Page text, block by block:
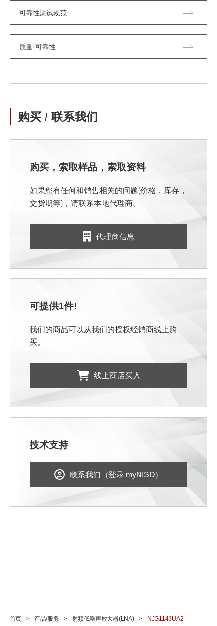
可靠性测试规范
质量·可靠性
购买 / 联系我们
购买，索取样品，索取资料
如果您有任何和销售相关的问题(价格，库存，
交货期等)，请联系本地代理商。
代理商信息
可提供1件!
我们的商品可以从我们的授权经销商线上购
买。
线上商店买入
技术支持
联系我们（登录 myNISD）
首页 产品/服务 射频低噪声放大器(LNA) NJG1143UA2